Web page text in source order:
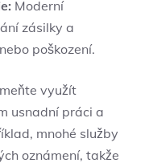
Moderní
zásilky a
poškození.
využít
usnadní práci a
mnohé služby
oznámení, takže